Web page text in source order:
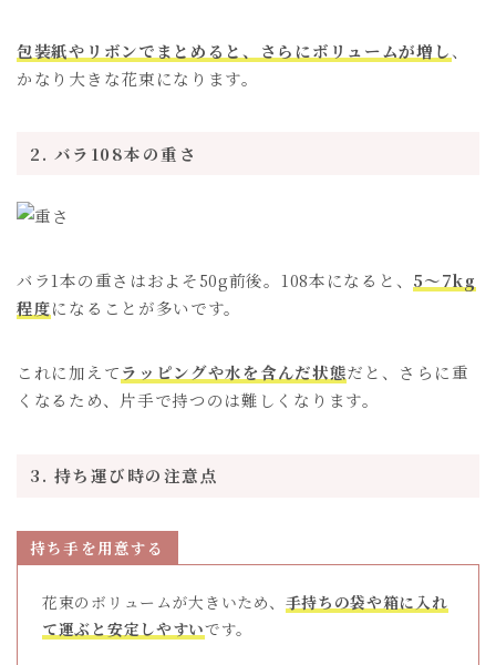
包装紙やリボンでまとめると、さらにボリュームが増し、
かなり大きな花束になります。
2. バラ108本の重さ
バラ1本の重さはおよそ50g前後。108本になると、 5～7kg
程度になることが多いです。
これに加えてラッピングや水を含んだ状態だと、さらに重
くなるため、片手で持つのは難しくなります。
3. 持ち運び時の注意点
持ち手を用意する
花束のボリュームが大きいため、 手持ちの袋や箱に入れ
て運ぶと安定しやすいです。